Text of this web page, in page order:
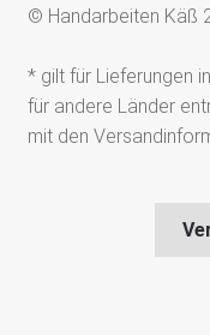
© Handarbeiten Käß
* gilt für Lieferungen
für andere Länder
mit den